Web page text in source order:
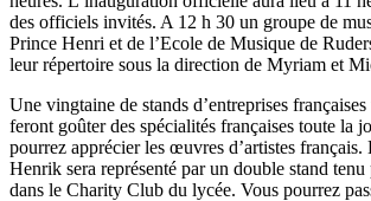
des officiels invités. A 12 h 30 un groupe de
Prince Henri et de l’Ecole de Musique de
leur répertoire sous la direction de Myriam et
Une vingtaine de stands d’entreprises
feront goûter des spécialités françaises toute la
pourrez apprécier les œuvres d’artistes français.
Henrik sera représenté par un double stand tenu
dans le Charity Club du lycée. Vous pourrez